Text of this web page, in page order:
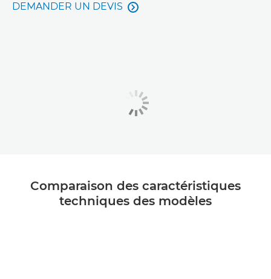
DEMANDER UN DEVIS 
Comparaison des caractéristiques
techniques des modèles